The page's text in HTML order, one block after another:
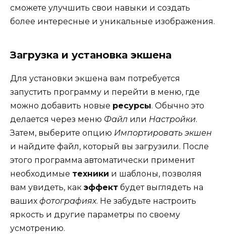
сможете улучшить свои навыки и создать
более интересные и уникальные изображения.
Загрузка и установка экшена
Для установки экшена вам потребуется
запустить программу и перейти в меню, где
можно добавить новые ресурсы. Обычно это
делается через меню Файл или Настройки.
Затем, выберите опцию Импортировать экшен
и найдите файл, который вы загрузили. После
этого программа автоматически применит
необходимые техники и шаблоны, позволяя
вам увидеть, как эффект будет выглядеть на
ваших фотографиях. Не забудьте настроить
яркость и другие параметры по своему
усмотрению.